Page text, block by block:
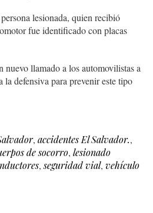
lesionada, quien recibió
fue identificado con placas
nuevo llamado a los automovilistas a
defensiva para prevenir este tipo
, accidentes El Salvador.,
de socorro, lesionado
,seguridad vial, vehículo